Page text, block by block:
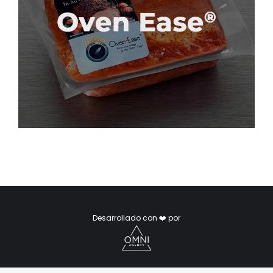
Desarrollado con ❤️ por